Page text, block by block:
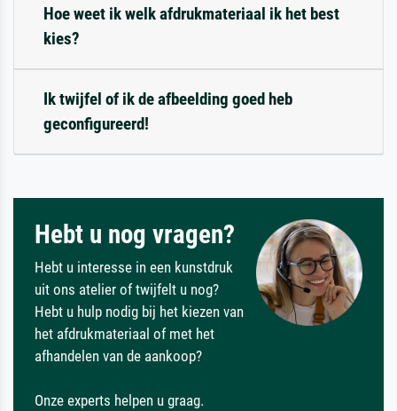
Hoe weet ik welk afdrukmateriaal ik het best
kies?
Ik twijfel of ik de afbeelding goed heb
geconfigureerd!
Hebt u nog vragen?
Hebt u interesse in een kunstdruk
uit ons atelier of twijfelt u nog?
Hebt u hulp nodig bij het kiezen van
het afdrukmateriaal of met het
afhandelen van de aankoop?
Onze experts helpen u graag.